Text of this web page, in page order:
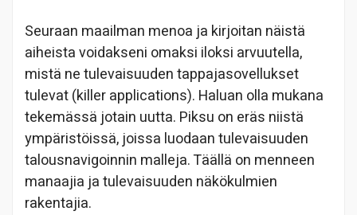
Seuraan maailman menoa ja kirjoitan näistä
aiheista voidakseni omaksi iloksi arvuutella,
mistä ne tulevaisuuden tappajasovellukset
tulevat (killer applications). Haluan olla mukana
tekemässä jotain uutta. Piksu on eräs niistä
ympäristöissä, joissa luodaan tulevaisuuden
talousnavigoinnin malleja. Täällä on menneen
manaajia ja tulevaisuuden näkökulmien
rakentajia.